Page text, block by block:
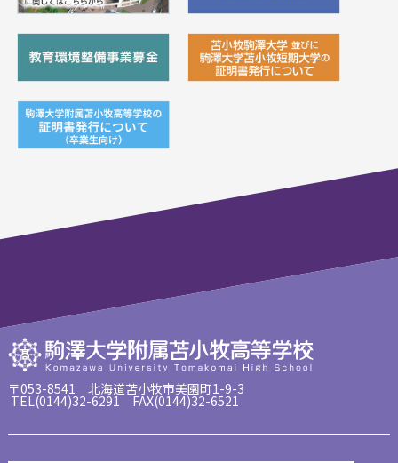
〒053-8541 北海道苫小牧市美園町1-9-3
TEL(0144)32-6291 FAX(0144)32-6521